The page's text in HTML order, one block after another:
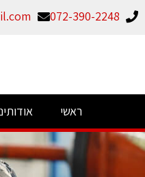
072-390-2248
ראשי